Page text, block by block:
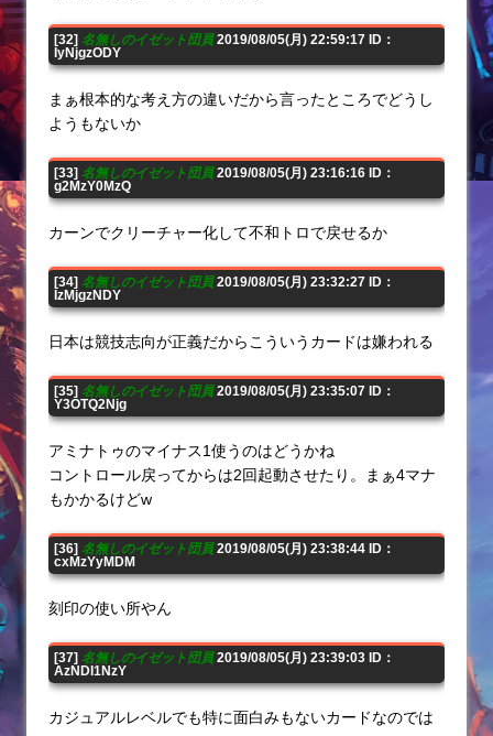
[32] 名無しのイゼット団員2019/08/05(月) 22:59:17 ID：
IyNjgzODY
まぁ根本的な考え方の違いだから言ったところでどうし
ようもないか
[33] 名無しのイゼット団員2019/08/05(月) 23:16:16 ID：
g2MzY0MzQ
カーンでクリーチャー化して不和トロで戻せるか
[34] 名無しのイゼット団員2019/08/05(月) 23:32:27 ID：
IzMjgzNDY
日本は競技志向が正義だからこういうカードは嫌われる
[35] 名無しのイゼット団員2019/08/05(月) 23:35:07 ID：
Y3OTQ2Njg
アミナトゥのマイナス1使うのはどうかね
コントロール戻ってからは2回起動させたり。まぁ4マナ
もかかるけどw
[36] 名無しのイゼット団員2019/08/05(月) 23:38:44 ID：
cxMzYyMDM
刻印の使い所やん
[37] 名無しのイゼット団員2019/08/05(月) 23:39:03 ID：
AzNDI1NzY
カジュアルレベルでも特に面白みもないカードなのでは